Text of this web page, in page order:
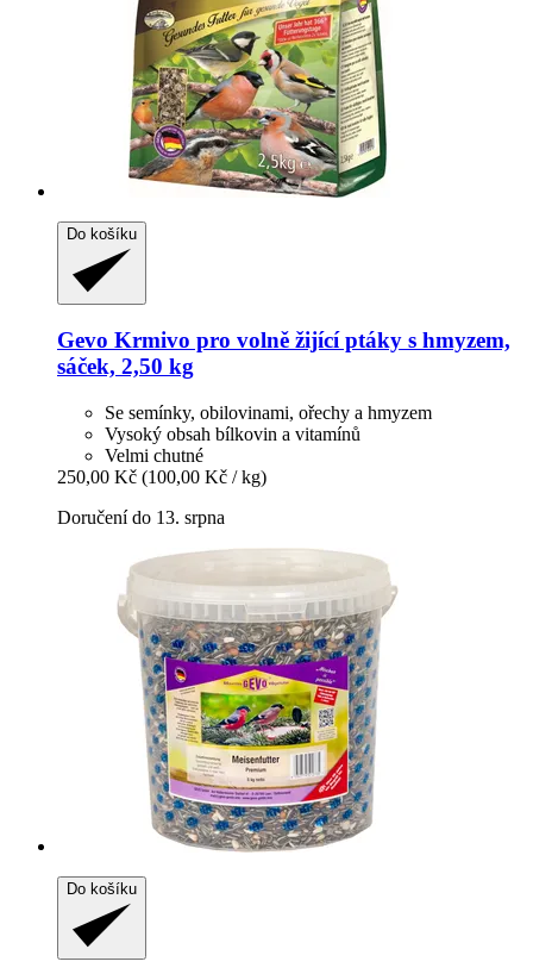
Do košíku
Gevo Krmivo pro volně žijící ptáky s hmyzem,
sáček, 2,50 kg
Se semínky, obilovinami, ořechy a hmyzem
Vysoký obsah bílkovin a vitamínů
Velmi chutné
250,00 Kč (100,00 Kč / kg)
Doručení do 13. srpna
Do košíku